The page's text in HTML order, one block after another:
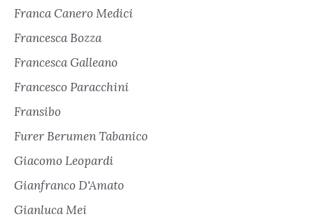
Franca Canero Medici
Francesca Bozza
Francesca Galleano
Francesco Paracchini
Fransibo
Furer Berumen Tabanico
Giacomo Leopardi
Gianfranco D'Amato
Gianluca Mei